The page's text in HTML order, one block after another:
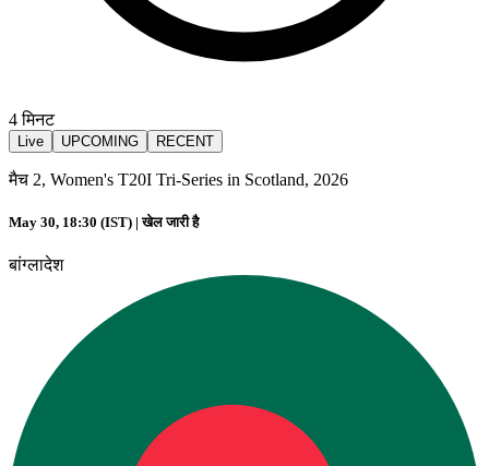
4मिनट
Live UPCOMING RECENT
मैच 2, Women's T20I Tri-Series in Scotland, 2026
May 30, 18:30 (IST) |खेल जारी है
बांग्लादेश